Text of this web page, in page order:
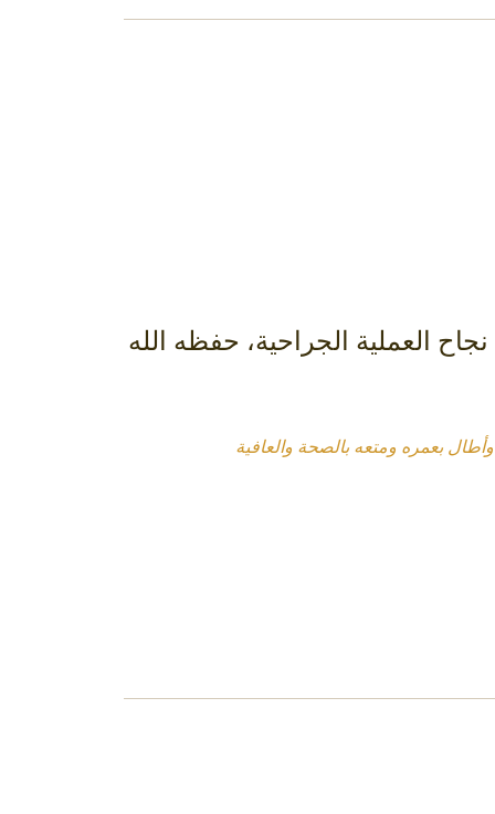
العملية الجراحية، حفظه الله
بعمره ومتعه بالصحة والعافية